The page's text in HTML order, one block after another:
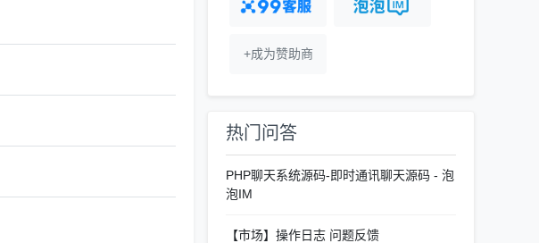
+成为赞助商
热门问答
PHP聊天系统源码-即时通讯聊天源码 - 泡
泡IM
【市场】操作日志 问题反馈